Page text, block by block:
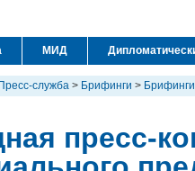
МИД
Пресс-служба > Брифинги > Брифинги
пресс-